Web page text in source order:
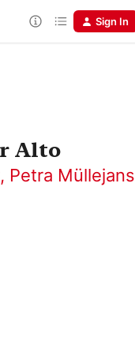
Sign In
Alto
, Petra Müllejans